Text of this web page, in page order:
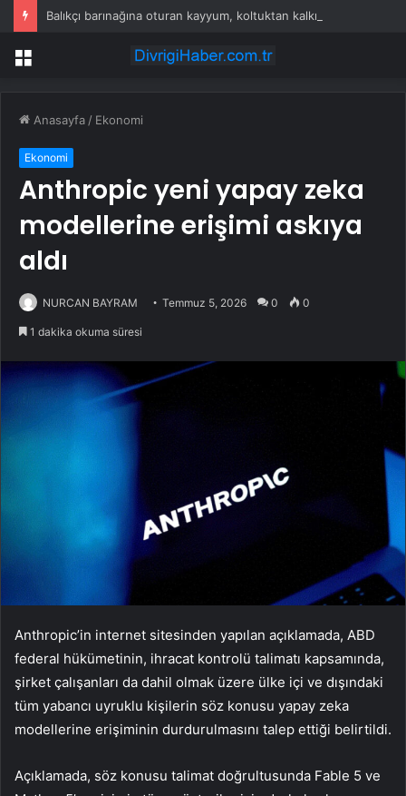
Balıkçı barınağına oturan kayyum, koltuktan kalkmıyor
Menü
Anasayfa / Ekonomi
Ekonomi
Anthropic yeni yapay zeka
modellerine erişimi askıya
aldı
NURCAN BAYRAM Temmuz 5, 2026 0 0
1 dakika okuma süresi
Anthropic’in internet sitesinden yapılan açıklamada, ABD
federal hükümetinin, ihracat kontrolü talimatı kapsamında,
şirket çalışanları da dahil olmak üzere ülke içi ve dışındaki
tüm yabancı uyruklu kişilerin söz konusu yapay zeka
modellerine erişiminin durdurulmasını talep ettiği belirtildi.
Açıklamada, söz konusu talimat doğrultusunda Fable 5 ve